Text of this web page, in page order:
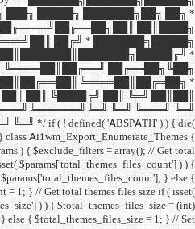
██╗
██████╔╝██║
██║███████║██║ ██╗
╚═╝╚═╝
'Kangaroos cannot
public static function
themes files